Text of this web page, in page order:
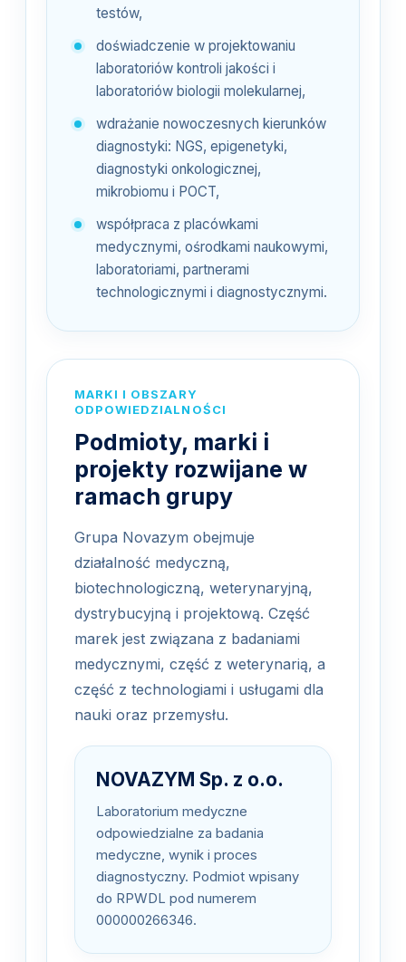
testów,
doświadczenie w projektowaniu
laboratoriów kontroli jakości i
laboratoriów biologii molekularnej,
wdrażanie nowoczesnych kierunków
diagnostyki: NGS, epigenetyki,
diagnostyki onkologicznej,
mikrobiomu i POCT,
współpraca z placówkami
medycznymi, ośrodkami naukowymi,
laboratoriami, partnerami
technologicznymi i diagnostycznymi.
MARKI I OBSZARY
ODPOWIEDZIALNOŚCI
Podmioty, marki i
projekty rozwijane w
ramach grupy
Grupa Novazym obejmuje
działalność medyczną,
biotechnologiczną, weterynaryjną,
dystrybucyjną i projektową. Część
marek jest związana z badaniami
medycznymi, część z weterynarią, a
część z technologiami i usługami dla
nauki oraz przemysłu.
NOVAZYM Sp. z o.o.
Laboratorium medyczne
odpowiedzialne za badania
medyczne, wynik i proces
diagnostyczny. Podmiot wpisany
do RPWDL pod numerem
000000266346.